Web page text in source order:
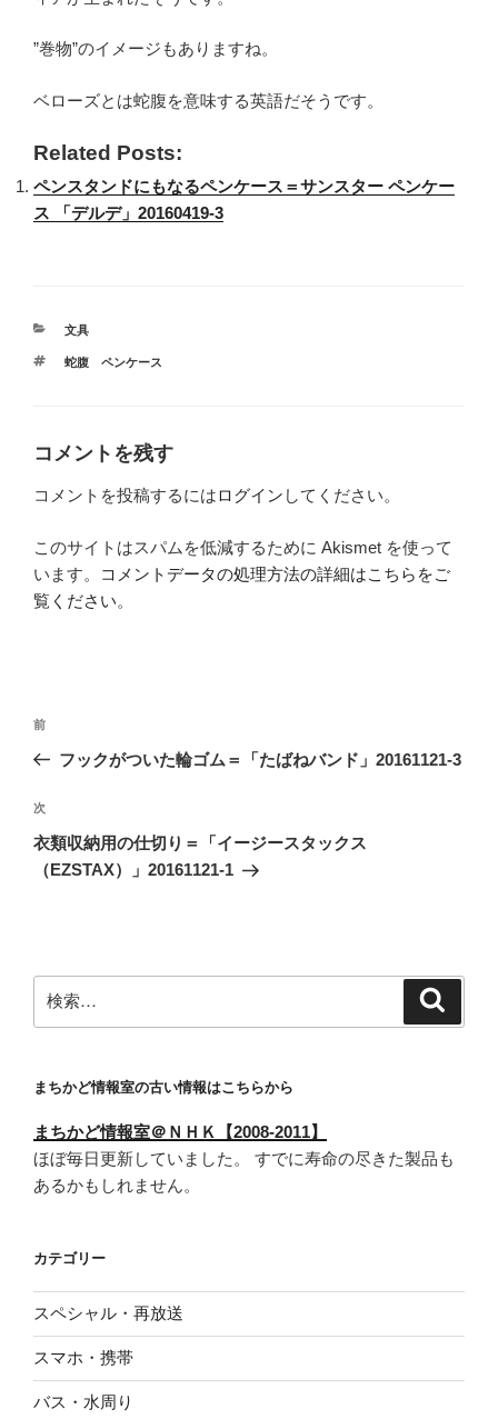
”巻物”のイメージもありますね。
ベローズとは蛇腹を意味する英語だそうです。
Related Posts:
ペンスタンドにもなるペンケース＝サンスター ペンケー
ス 「デルデ」20160419-3
カ
ゴ
文具
タ
蛇腹 ペンケース
コメントを残す
コメントを投稿するにはログイン してください。
このサイトはスパムを低減するために Akismet を使って
います。
コメントデータの処理方法の詳細はこちらをご
覧ください。
投
ビ
ゲ
ー
前
の
稿
前
フックがついた輪ゴム＝「たばねバンド」20161121-3
次
の
投
次
衣類収納用の仕切り＝「イージースタックス
（EZSTAX）」20161121-1
索:
まちかど情報室の古い情報はこちらから
まちかど情報室＠ＮＨＫ【2008-2011】
ほぼ毎日更新していました。 すでに寿命の尽きた製品も
あるかもしれません。
カテゴリー
スペシャル・再放送
スマホ・携帯
バス・水周り